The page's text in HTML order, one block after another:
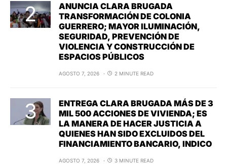
ANUNCIA CLARA BRUGADA
TRANSFORMACIÓN DE COLONIA
GUERRERO; MAYOR ILUMINACIÓN,
SEGURIDAD, PREVENCIÓN DE
VIOLENCIA Y CONSTRUCCIÓN DE
ESPACIOS PÚBLICOS
AGOSTO 7, 2026 2 MINUTE READ
ENTREGA CLARA BRUGADA MÁS DE 3
MIL 500 ACCIONES DE VIVIENDA; ES
LA MANERA DE HACER JUSTICIA A
QUIENES HAN SIDO EXCLUIDOS DEL
FINANCIAMIENTO BANCARIO, INDICO
AGOSTO 7, 2026 3 MINUTE READ